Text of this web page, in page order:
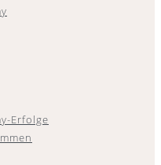
Erfolge